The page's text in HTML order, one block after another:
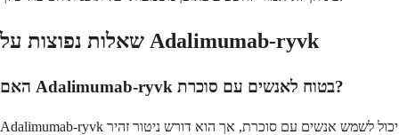
שאלות נפוצות על Adalimumab-ryvk
האם Adalimumab-ryvk בטוח לאנשים עם סוכרת?
Adalimumab-ryvk יכול לשמש אנשים עם סוכרת, אך הוא דורש ניטור זהיר